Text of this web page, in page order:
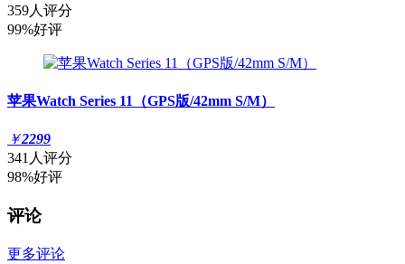
359人评分
99%好评
苹果Watch Series 11（GPS版/42mm S/M）
￥2299
341人评分
98%好评
评论
更多评论